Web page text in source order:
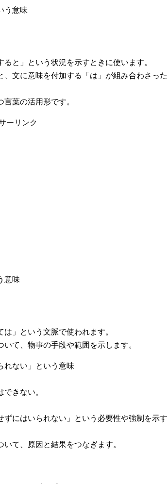
う意味
と」という状況を示すときに使います。
文に意味を付加する「は」が組み合わさった
葉の活用形です。
ーリンク
意味
」という文脈で使われます。
て、物事の手段や範囲を示します。
れない」という意味
きない。
にはいられない」という必要性や強制を示す
て、原因と結果をつなぎます。